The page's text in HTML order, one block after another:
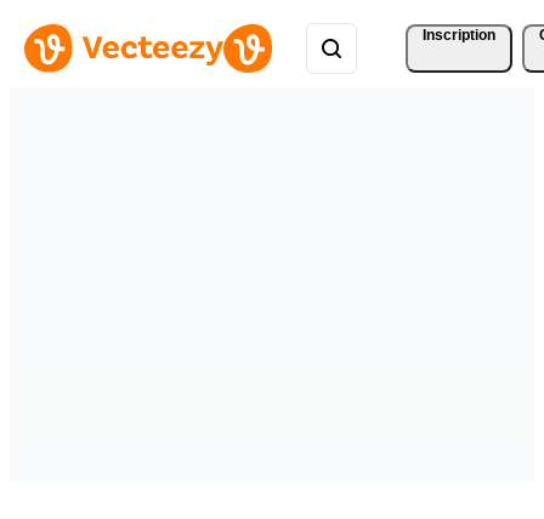
Inscription